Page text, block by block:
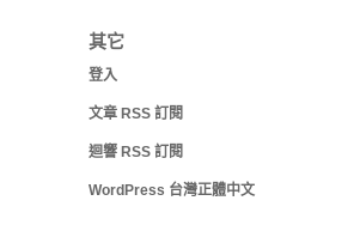
其它
登入
文章 RSS 訂閱
迴響 RSS 訂閱
WordPress 台灣正體中文